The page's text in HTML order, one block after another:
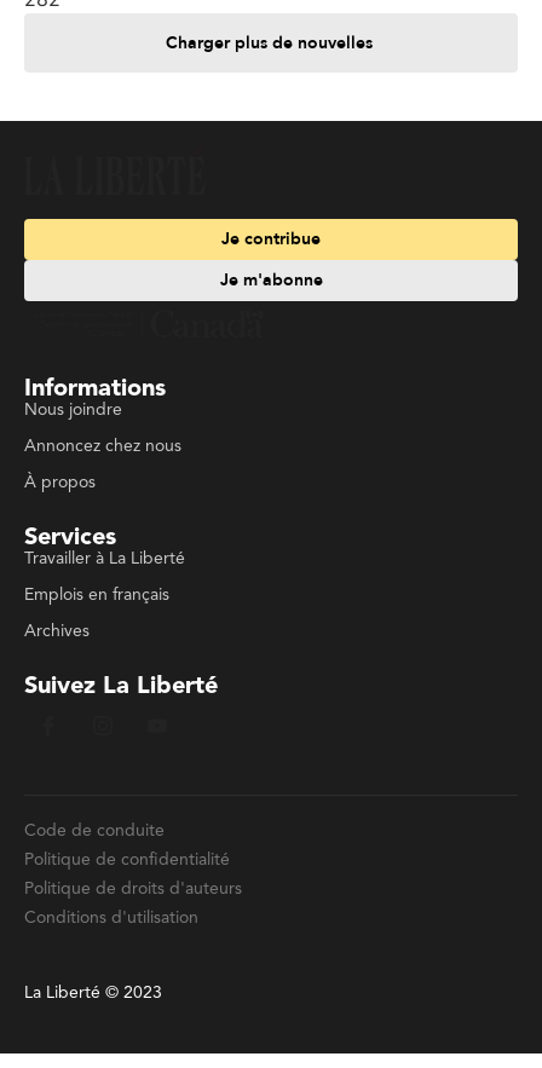
Charger plus de nouvelles
Je contribue
Je m'abonne
Informations
Nous joindre
Annoncez chez nous
À propos
Services
Travailler à La Liberté
Emplois en français
Archives
Suivez La Liberté
Code de conduite
Politique de confidentialité
Politique de droits d'auteurs
Conditions d'utilisation
La Liberté © 2023